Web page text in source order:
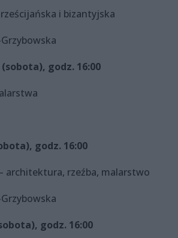
i bizantyjska
godz. 16:00
godz. 16:00
architektura, rzeźba, malarstwo
godz. 16:00